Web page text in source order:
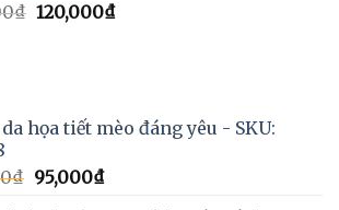
₫ 120,000₫
da họa tiết mèo đáng yêu - SKU:
₫ 95,000₫